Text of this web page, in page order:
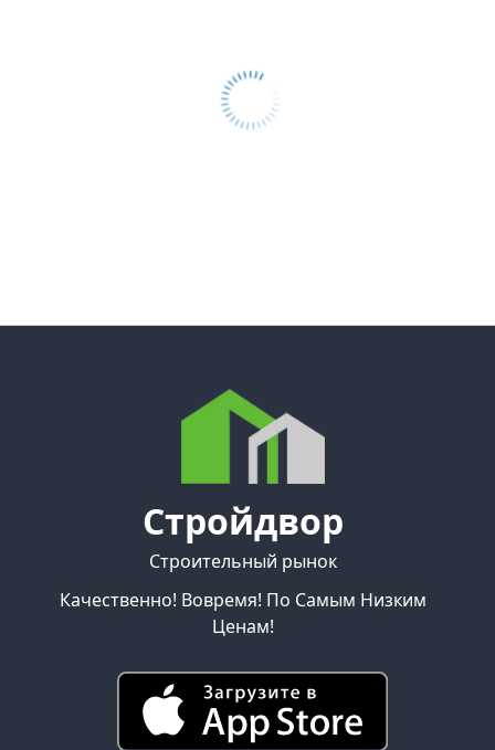
Стройдвор
Строительный рынок
Качественно! Вовремя! По Самым Низким
Ценам!